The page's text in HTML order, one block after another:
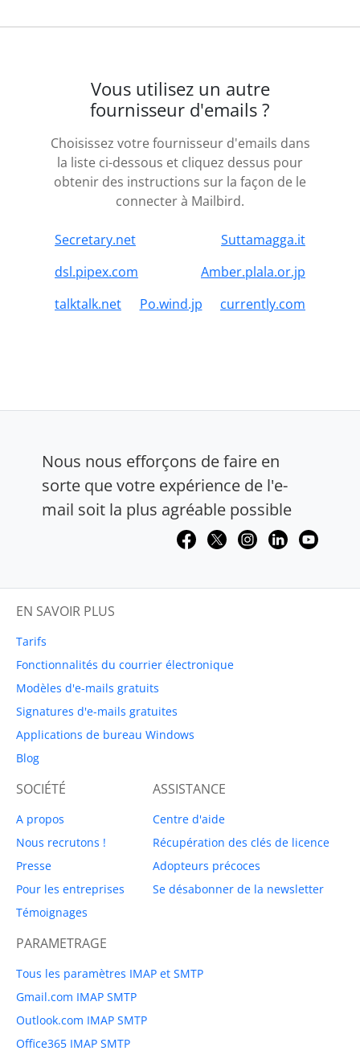
Vous utilisez un autre
fournisseur d'emails ?
Choisissez votre fournisseur d'emails dans
la liste ci-dessous et cliquez dessus pour
obtenir des instructions sur la façon de le
connecter à Mailbird.
Secretary.net
Suttamagga.it
dsl.pipex.com
Amber.plala.or.jp
talktalk.net
Po.wind.jp currently.com
Nous nous efforçons de faire en
sorte que votre expérience de l'e-
mail soit la plus agréable possible
EN SAVOIR PLUS
Tarifs
Fonctionnalités du courrier électronique
Modèles d'e-mails gratuits
Signatures d'e-mails gratuites
Applications de bureau Windows
Blog
SOCIÉTÉ
A propos
Nous recrutons !
Presse
Pour les entreprises
Témoignages
ASSISTANCE
Centre d'aide
Récupération des clés de licence
Adopteurs précoces
Se désabonner de la newsletter
PARAMETRAGE
Tous les paramètres IMAP et SMTP
Gmail.com IMAP SMTP
Outlook.com IMAP SMTP
Office365 IMAP SMTP